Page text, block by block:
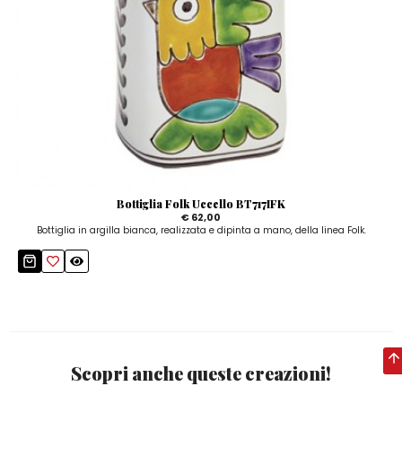
Bottiglia Folk Uccello BT717IFK
€ 62,00
Bottiglia in argilla bianca, realizzata e dipinta a mano, della linea Folk.
Scopri anche queste creazioni!